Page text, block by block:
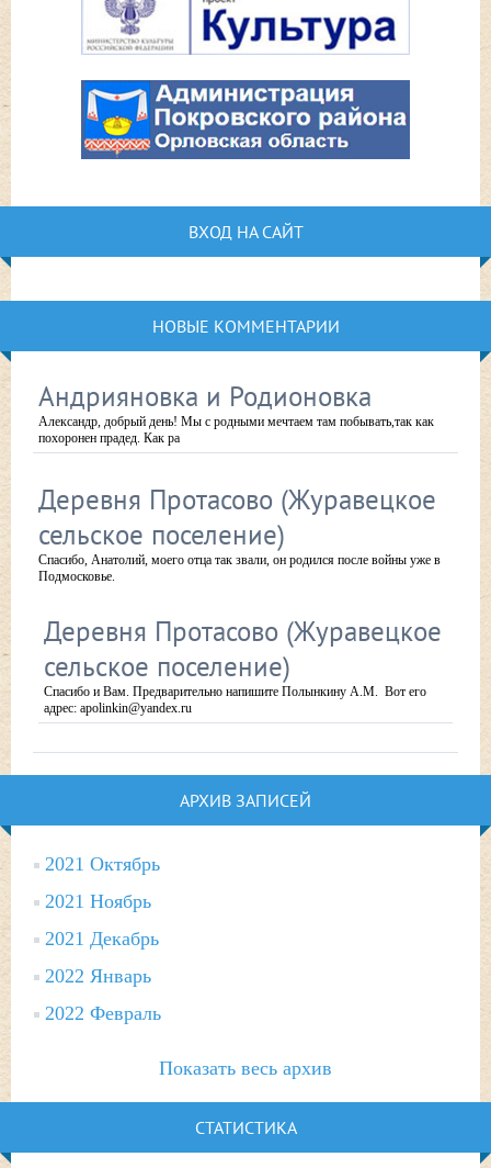
ВХОД НА САЙТ
НОВЫЕ КОММЕНТАРИИ
Андрияновка и Родионовка
Александр, добрый день! Мы с родными мечтаем там побывать,так как
похоронен прадед. Как ра
Деревня Протасово (Журавецкое
сельское поселение)
Спасибо, Анатолий, моего отца так звали, он родился после войны уже в
Подмосковье.
Деревня Протасово (Журавецкое
сельское поселение)
Спасибо и Вам. Предварительно напишите Полынкину А.М. Вот его
адрес: apolinkin@yandex.ru
АРХИВ ЗАПИСЕЙ
2021 Октябрь
2021 Ноябрь
2021 Декабрь
2022 Январь
2022 Февраль
Показать весь архив
СТАТИСТИКА